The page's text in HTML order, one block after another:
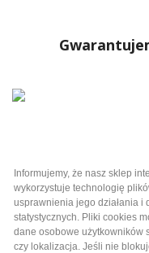
Kategorie
Informacje i pomoc
Informujemy, że nasz sklep
wykorzystuje technologię
usprawnienia jego działania i
statystycznych. Pliki cookies
dane osobowe użytkowników
czy lokalizacja. Jeśli nie